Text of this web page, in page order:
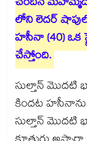
లోని లెదర్
హసీనా (40) ఒక
చేస్తోంది.
సుల్తాన్ మొదటి
కిందట
సుల్తాన్​ మొదటి